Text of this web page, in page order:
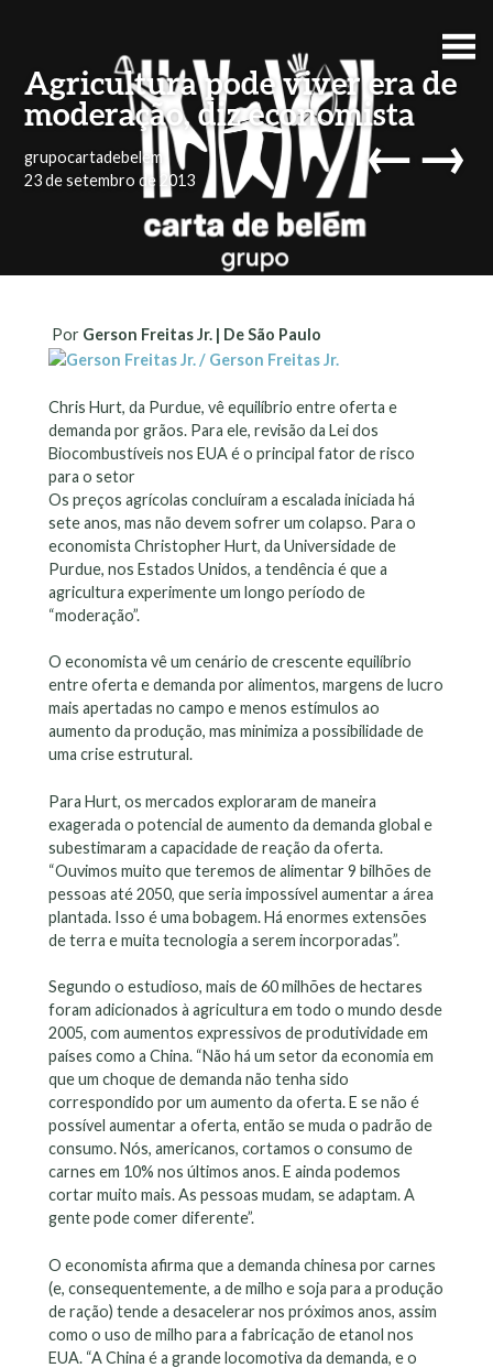
Agricultura pode viver era de
moderação, diz economista
grupocartadebelem
23 de setembro de 2013
←→
Por Gerson Freitas Jr. | De São Paulo
Chris Hurt, da Purdue, vê equilíbrio entre oferta e
demanda por grãos. Para ele, revisão da Lei dos
Biocombustíveis nos EUA é o principal fator de risco
para o setor
Os preços agrícolas concluíram a escalada iniciada há
sete anos, mas não devem sofrer um colapso. Para o
economista Christopher Hurt, da Universidade de
Purdue, nos Estados Unidos, a tendência é que a
agricultura experimente um longo período de
“moderação”.
O economista vê um cenário de crescente equilíbrio
entre oferta e demanda por alimentos, margens de lucro
mais apertadas no campo e menos estímulos ao
aumento da produção, mas minimiza a possibilidade de
uma crise estrutural.
Para Hurt, os mercados exploraram de maneira
exagerada o potencial de aumento da demanda global e
subestimaram a capacidade de reação da oferta.
“Ouvimos muito que teremos de alimentar 9 bilhões de
pessoas até 2050, que seria impossível aumentar a área
plantada. Isso é uma bobagem. Há enormes extensões
de terra e muita tecnologia a serem incorporadas”.
Segundo o estudioso, mais de 60 milhões de hectares
foram adicionados à agricultura em todo o mundo desde
2005, com aumentos expressivos de produtividade em
países como a China. “Não há um setor da economia em
que um choque de demanda não tenha sido
correspondido por um aumento da oferta. E se não é
possível aumentar a oferta, então se muda o padrão de
consumo. Nós, americanos, cortamos o consumo de
carnes em 10% nos últimos anos. E ainda podemos
cortar muito mais. As pessoas mudam, se adaptam. A
gente pode comer diferente”.
O economista afirma que a demanda chinesa por carnes
(e, consequentemente, a de milho e soja para a produção
de ração) tende a desacelerar nos próximos anos, assim
como o uso de milho para a fabricação de etanol nos
EUA. “A China é a grande locomotiva da demanda, e o